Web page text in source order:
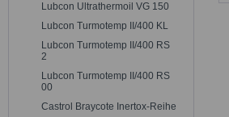
Lubcon Ultrathermoil VG 150
Lubcon Turmotemp II/400 KL
Lubcon Turmotemp II/400 RS
2
Lubcon Turmotemp II/400 RS
00
Castrol Braycote Inertox-Reihe